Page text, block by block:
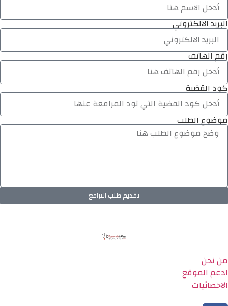
البريد الالكتروني
رقم الهاتف
كود القضية
موضوع الطلب
تقديم طلب الترافع
من نحن
ادعم الموقع
الاحصائيات